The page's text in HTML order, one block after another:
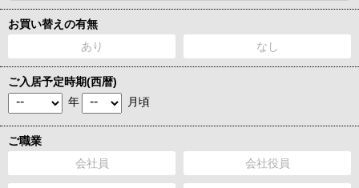
お買い替えの有無
あり
なし
ご入居予定時期(西暦)
年
月頃
ご職業
会社員
会社役員